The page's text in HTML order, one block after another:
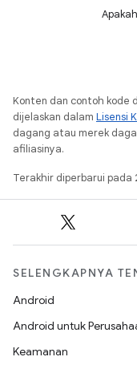
Konten dan contoh kode
dijelaskan dalam Lisensi
dagang atau merek
afiliasinya.
Terakhir diperbarui pada
SELENGKAPNYA
Android
Android untuk
Keamanan